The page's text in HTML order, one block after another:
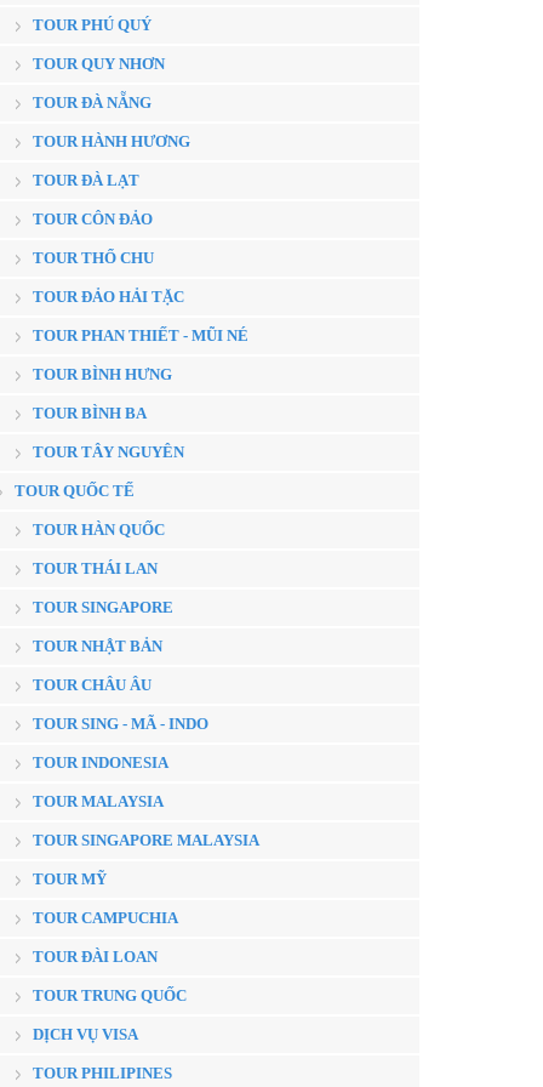
TOUR PHÚ QUÝ
TOUR QUY NHƠN
TOUR ĐÀ NẴNG
TOUR HÀNH HƯƠNG
TOUR ĐÀ LẠT
TOUR CÔN ĐẢO
TOUR THỔ CHU
TOUR ĐẢO HẢI TẶC
TOUR PHAN THIẾT - MŨI NÉ
TOUR BÌNH HƯNG
TOUR BÌNH BA
TOUR TÂY NGUYÊN
TOUR QUỐC TẾ
TOUR HÀN QUỐC
TOUR THÁI LAN
TOUR SINGAPORE
TOUR NHẬT BẢN
TOUR CHÂU ÂU
TOUR SING - MÃ - INDO
TOUR INDONESIA
TOUR MALAYSIA
TOUR SINGAPORE MALAYSIA
TOUR MỸ
TOUR CAMPUCHIA
TOUR ĐÀI LOAN
TOUR TRUNG QUỐC
DỊCH VỤ VISA
TOUR PHILIPINES